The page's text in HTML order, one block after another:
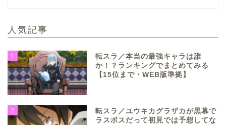
人気記事
1
転スラ／本当の最強キャラは誰
か！？ランキングでまとめてみる
【15位まで・WEB版準拠】
2
転スラ／ユウキカグラザカが黒幕で
ラスボスだって初見では予想してな